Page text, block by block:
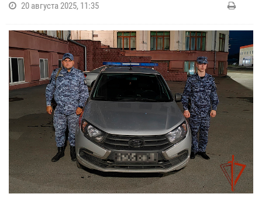
20 августа 2025, 11:35